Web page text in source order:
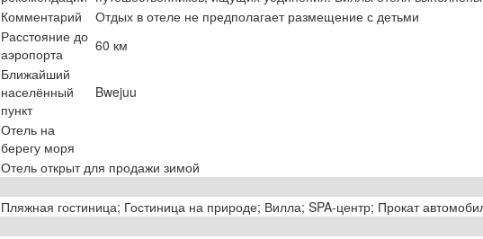
Комментарий
Отдых в отеле не предполагает размещение с детьми
Расстояние до
аэропорта
60 км
Ближайший
населённый
пункт
Bwejuu
Отель на
берегу моря
Отель открыт для продажи зимой
Пляжная гостиница; Гостиница на природе; Вилла; SPA-центр; Прокат